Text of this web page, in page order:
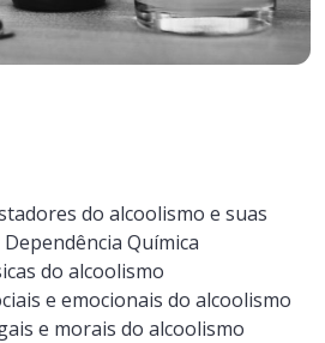
do alcoolismo e suas
Química
do alcoolismo
e emocionais do alcoolismo
e morais do alcoolismo